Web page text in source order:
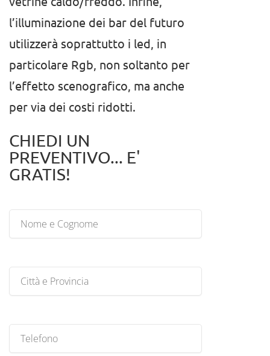
l’illuminazione dei bar del futuro
utilizzerà soprattutto i led, in
particolare Rgb, non soltanto per
l’effetto scenografico, ma anche
per via dei costi ridotti.
CHIEDI UN
PREVENTIVO... E'
GRATIS!